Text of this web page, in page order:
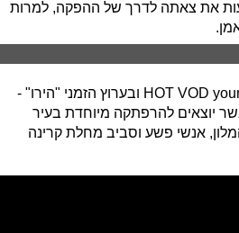
את צאתה לדרך של ההפקה, למרות
"אילת", מנתה 47 פרקים ששודרו מדי יום על המסך (ב-HOT VOD young ובערוץ הזמני "הירו" -
יוצאים להרפתקה מיוחדת בעיר
אנשי פשע וסביב מחלת קרינה